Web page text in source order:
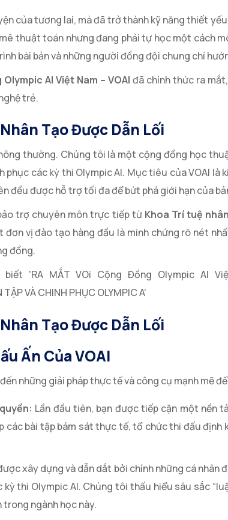
của tương lai, mà đã trở thành kỹ năng thiết
thuật toán nhưng đang phải tự học một cách
bài bản và những người đồng đội chung chí
AI Việt Nam – VOAI đã chính thức ra
trẻ.
Tạo Được Dẫn Lối
thường. Chúng tôi là một cộng đồng học
phục các kỳ thi Olympic AI. Mục tiêu của VOAI là
đều được hỗ trợ tối đa để bứt phá giới hạn của
trợ chuyên môn trực tiếp từ Khoa Trí tuệ
đơn vị đào tạo hàng đầu là minh chứng rõ nét
đồng.
Tạo Được Dẫn Lối
Ấn Của VOAI
những giải pháp thực tế và công cụ mạnh mẽ
Lần đầu tiên, bạn được tiếp cận một nền
các bài tập bám sát thực tế, tổ chức thi đấu
xây dựng và dẫn dắt bởi chính những cá nhân
thi Olympic AI. Chúng tôi thấu hiểu sâu sắc
trong ngành học này.